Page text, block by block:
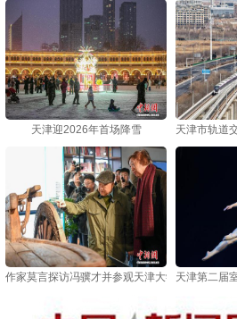
天津迎2026年首场降雪 天津市轨道
作家莫言探访冯骥才并参观天津大学冯骥才博物
天津第二届